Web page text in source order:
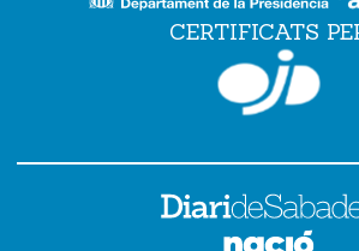
CERTIFICATS